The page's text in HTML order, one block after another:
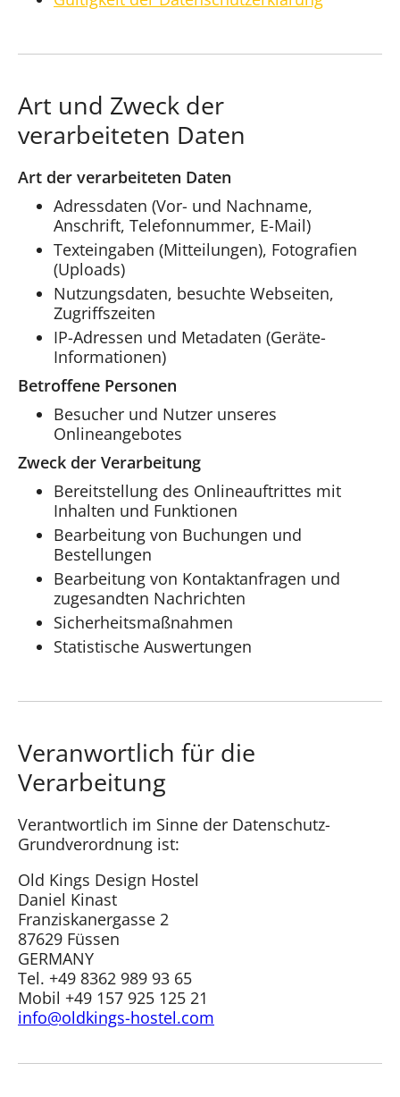
Art und Zweck der
verarbeiteten Daten
Art der verarbeiteten Daten
Adressdaten (Vor- und Nachname,
Anschrift, Telefonnummer, E-Mail)
Texteingaben (Mitteilungen), Fotografien
(Uploads)
Nutzungsdaten, besuchte Webseiten,
Zugriffszeiten
IP-Adressen und Metadaten (Geräte-
Informationen)
Betroffene Personen
Besucher und Nutzer unseres
Onlineangebotes
Zweck der Verarbeitung
Bereitstellung des Onlineauftrittes mit
Inhalten und Funktionen
Bearbeitung von Buchungen und
Bestellungen
Bearbeitung von Kontaktanfragen und
zugesandten Nachrichten
Sicherheitsmaßnahmen
Statistische Auswertungen
Veranwortlich für die
Verarbeitung
Verantwortlich im Sinne der Datenschutz-
Grundverordnung ist:
Old Kings Design Hostel
Daniel Kinast
Franziskanergasse 2
87629 Füssen
GERMANY
Tel. +49 8362 989 93 65
Mobil +49 157 925 125 21
info@oldkings-hostel.com